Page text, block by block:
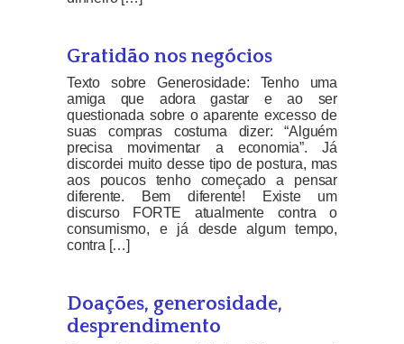
Gratidão nos negócios
Texto sobre Generosidade: Tenho uma
amiga que adora gastar e ao ser
questionada sobre o aparente excesso de
suas compras costuma dizer: “Alguém
precisa movimentar a economia”. Já
discordei muito desse tipo de postura, mas
aos poucos tenho começado a pensar
diferente. Bem diferente! Existe um
discurso FORTE atualmente contra o
consumismo, e já desde algum tempo,
contra […]
Doações, generosidade,
desprendimento